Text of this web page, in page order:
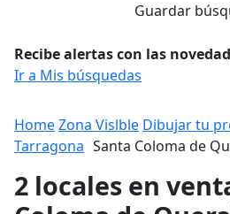
Guardar
Recibe alertas con las
Ir a Mis búsquedas
HomeZona Vislble Dibujar tu
Tarragona Santa Coloma de
2 locales en